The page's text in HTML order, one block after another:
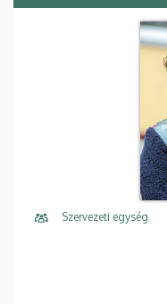
Szervezeti egység